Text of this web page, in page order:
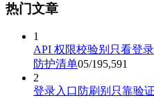
热门文章
1
API 权限校验别只看登
防护清单05/195,591
2
登录入口防刷别只靠验